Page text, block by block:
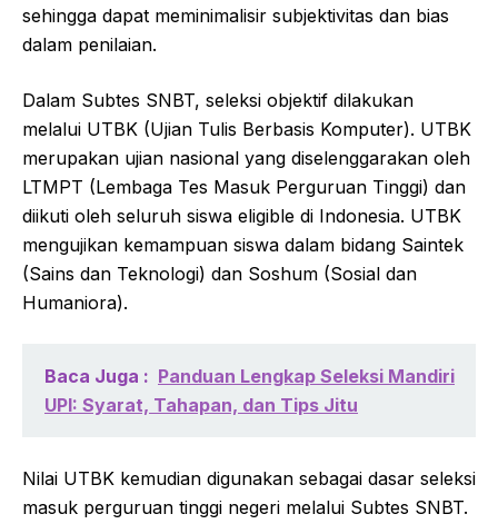
sehingga dapat meminimalisir subjektivitas dan bias
dalam penilaian.
Dalam Subtes SNBT, seleksi objektif dilakukan
melalui UTBK (Ujian Tulis Berbasis Komputer). UTBK
merupakan ujian nasional yang diselenggarakan oleh
LTMPT (Lembaga Tes Masuk Perguruan Tinggi) dan
diikuti oleh seluruh siswa eligible di Indonesia. UTBK
mengujikan kemampuan siswa dalam bidang Saintek
(Sains dan Teknologi) dan Soshum (Sosial dan
Humaniora).
Baca Juga : Panduan Lengkap Seleksi Mandiri
UPI: Syarat, Tahapan, dan Tips Jitu
Nilai UTBK kemudian digunakan sebagai dasar seleksi
masuk perguruan tinggi negeri melalui Subtes SNBT.